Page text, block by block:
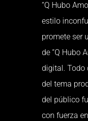
“Q Hubo
estilo
promete ser
de “Q Hubo
digital. Todo
del tema
del público
con fuerza